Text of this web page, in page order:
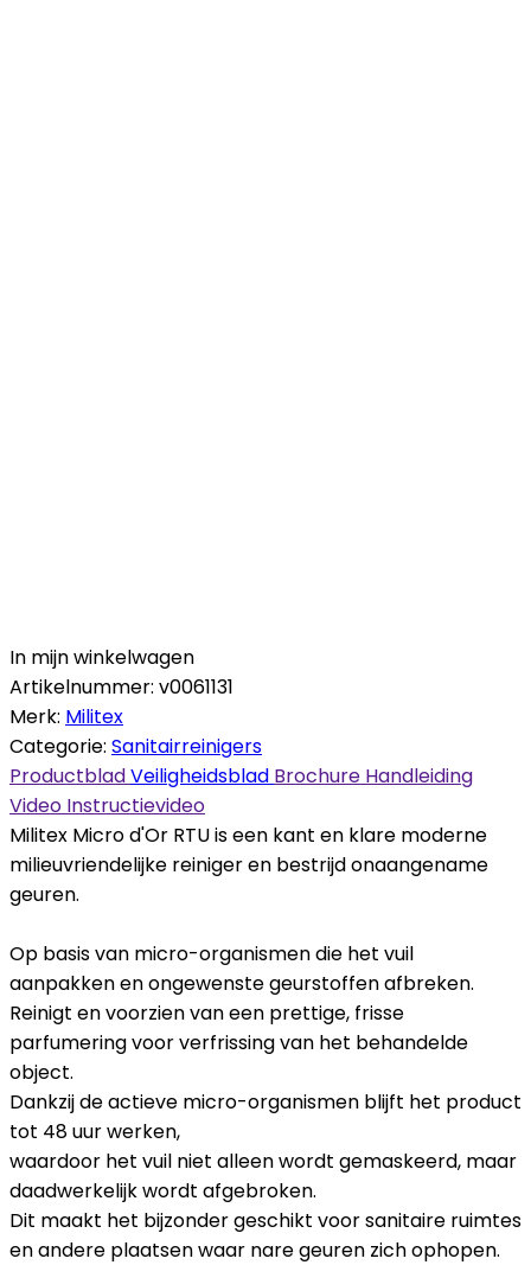
In mijn winkelwagen
Artikelnummer: v0061131
Merk: Militex
Categorie: Sanitairreinigers
ProductbladVeiligheidsblad Brochure Handleiding
Video Instructievideo
Militex Micro d'Or RTU is een kant en klare moderne
milieuvriendelijke reiniger en bestrijd onaangename
geuren.
Op basis van micro-organismen die het vuil
aanpakken en ongewenste geurstoffen afbreken.
Reinigt en voorzien van een prettige, frisse
parfumering voor verfrissing van het behandelde
object.
Dankzij de actieve micro-organismen blijft het product
tot 48 uur werken,
waardoor het vuil niet alleen wordt gemaskeerd, maar
daadwerkelijk wordt afgebroken.
Dit maakt het bijzonder geschikt voor sanitaire ruimtes
en andere plaatsen waar nare geuren zich ophopen.